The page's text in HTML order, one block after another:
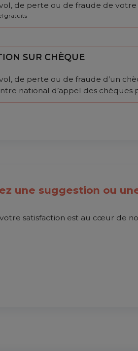
de perte ou de fraude de
gratuits
SUR CHÈQUE
vol, de perte ou de fraude d’un
national d’appel des
une suggestion ou
satisfaction est au cœur de